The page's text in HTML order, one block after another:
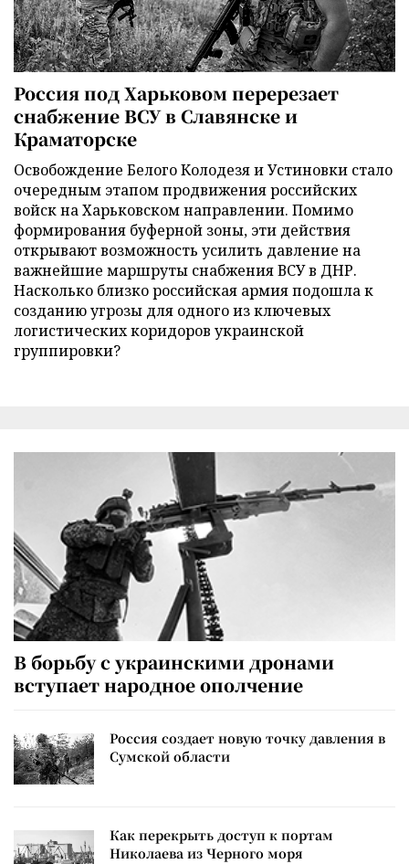
Россия под Харьковом перерезает
снабжение ВСУ в Славянске и
Краматорске
Освобождение Белого Колодезя и Устиновки стало
очередным этапом продвижения российских
войск на Харьковском направлении. Помимо
формирования буферной зоны, эти действия
открывают возможность усилить давление на
важнейшие маршруты снабжения ВСУ в ДНР.
Насколько близко российская армия подошла к
созданию угрозы для одного из ключевых
логистических коридоров украинской
группировки?
В борьбу с украинскими дронами
вступает народное ополчение
Россия создает новую точку давления в
Сумской области
Как перекрыть доступ к портам
Николаева из Черного моря